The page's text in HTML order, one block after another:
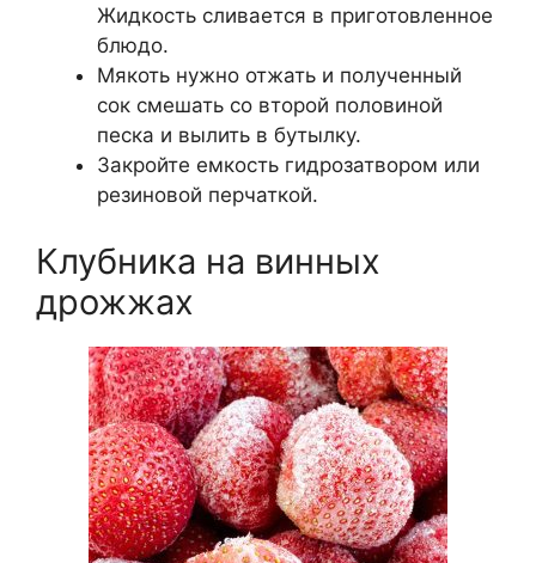
Жидкость сливается в приготовленное
блюдо.
Мякоть нужно отжать и полученный
сок смешать со второй половиной
песка и вылить в бутылку.
Закройте емкость гидрозатвором или
резиновой перчаткой.
Клубника на винных
дрожжах